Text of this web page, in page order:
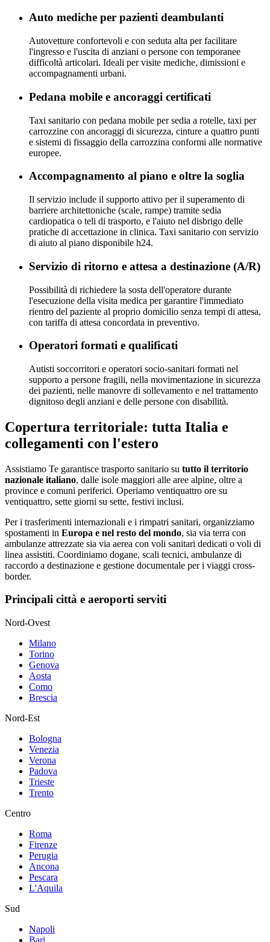
Auto mediche per pazienti deambulanti
Autovetture confortevoli e con seduta alta per facilitare
l'ingresso e l'uscita di anziani o persone con temporanee
difficoltà articolari. Ideali per visite mediche, dimissioni e
accompagnamenti urbani.
Pedana mobile e ancoraggi certificati
Taxi sanitario con pedana mobile per sedia a rotelle, taxi per
carrozzine con ancoraggi di sicurezza, cinture a quattro punti
e sistemi di fissaggio della carrozzina conformi alle normative
europee.
Accompagnamento al piano e oltre la soglia
Il servizio include il supporto attivo per il superamento di
barriere architettoniche (scale, rampe) tramite sedia
cardiopatica o teli di trasporto, e l'aiuto nel disbrigo delle
pratiche di accettazione in clinica. Taxi sanitario con servizio
di aiuto al piano disponibile h24.
Servizio di ritorno e attesa a destinazione (A/R)
Possibilità di richiedere la sosta dell'operatore durante
l'esecuzione della visita medica per garantire l'immediato
rientro del paziente al proprio domicilio senza tempi di attesa,
con tariffa di attesa concordata in preventivo.
Operatori formati e qualificati
Autisti soccorritori e operatori socio-sanitari formati nel
supporto a persone fragili, nella movimentazione in sicurezza
dei pazienti, nelle manovre di sollevamento e nel trattamento
dignitoso degli anziani e delle persone con disabilità.
Copertura territoriale: tutta Italia e
collegamenti con l'estero
Assistiamo Te garantisce trasporto sanitario su tutto il territorio
nazionale italiano, dalle isole maggiori alle aree alpine, oltre a
province e comuni periferici. Operiamo ventiquattro ore su
ventiquattro, sette giorni su sette, festivi inclusi.
Per i trasferimenti internazionali e i rimpatri sanitari, organizziamo
spostamenti in Europa e nel resto del mondo, sia via terra con
ambulanze attrezzate sia via aerea con voli sanitari dedicati o voli di
linea assistiti. Coordiniamo dogane, scali tecnici, ambulanze di
raccordo a destinazione e gestione documentale per i viaggi cross-
border.
Principali città e aeroporti serviti
Nord-Ovest
Milano
Torino
Genova
Aosta
Como
Brescia
Nord-Est
Bologna
Venezia
Verona
Padova
Trieste
Trento
Centro
Roma
Firenze
Perugia
Ancona
Pescara
L'Aquila
Sud
Napoli